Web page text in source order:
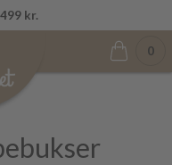
kr.★★★★★ 4,9/5
0